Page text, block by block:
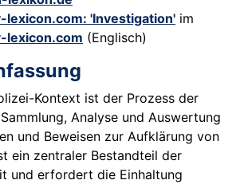
lexicon.com: 'Investigation' im
lexicon.com (Englisch)
Kontext ist der Prozess der
Analyse und Auswertung
und Beweisen zur Aufklärung von
ein zentraler Bestandteil der
und erfordert die Einhaltung